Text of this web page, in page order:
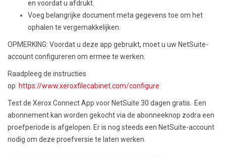
en voordat u afdrukt.
Voeg belangrijke document meta gegevens toe om het
ophalen te vergemakkelijken.
OPMERKING: Voordat u deze app gebruikt, moet u uw NetSuite-
account configureren om ermee te werken.
Raadpleeg de instructies
op https://www.xeroxfilecabinet.com/configure
Test de Xerox Connect App voor NetSuite 30 dagen gratis. Een
abonnement kan worden gekocht via de abonneeknop zodra een
proefperiode is afgelopen. Er is nog steeds een NetSuite-account
nodig om deze proefversie te laten werken.